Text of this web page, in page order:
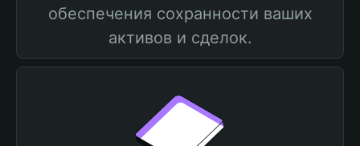
обеспечения сохранности ваших
активов и сделок.